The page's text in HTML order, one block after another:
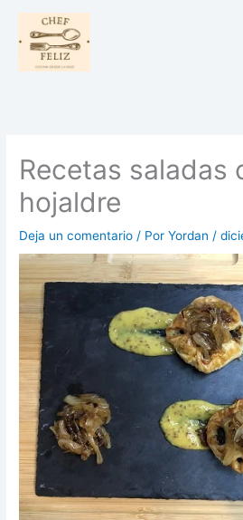
contenido
Recetas saladas
hojaldre
Deja un comentario / PorYordan/